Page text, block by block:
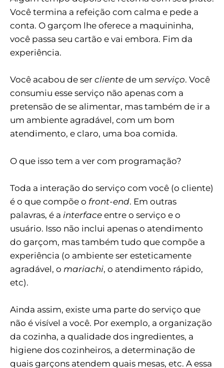
Você termina a refeição com calma e pede a
conta. O garçom lhe oferece a maquininha,
você passa seu cartão e vai embora. Fim da
experiência.
Você acabou de ser cliente de um serviço. Você
consumiu esse serviço não apenas com a
pretensão de se alimentar, mas também de ir a
um ambiente agradável, com um bom
atendimento, e claro, uma boa comida.
O que isso tem a ver com programação?
Toda a interação do serviço com você (o cliente)
é o que compõe o front-end. Em outras
palavras, é a interface entre o serviço e o
usuário. Isso não inclui apenas o atendimento
do garçom, mas também tudo que compõe a
experiência (o ambiente ser esteticamente
agradável, o mariachi, o atendimento rápido,
etc).
Ainda assim, existe uma parte do serviço que
não é visível a você. Por exemplo, a organização
da cozinha, a qualidade dos ingredientes, a
higiene dos cozinheiros, a determinação de
quais garçons atendem quais mesas, etc. A essa